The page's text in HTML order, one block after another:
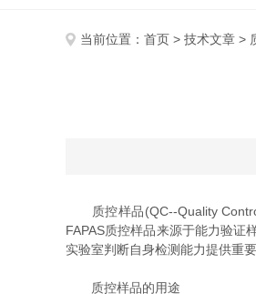
当前位置： 首页 > 技术文章 >
质控样品(QC--Quality Control
FAPAS质控样品来源于能力验证
实验室判断自身检测能力提供重要
质控样品的用途